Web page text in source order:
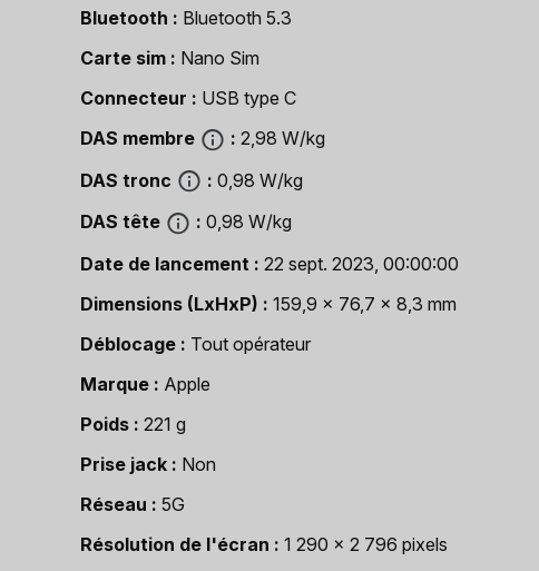
Bluetooth
Bluetooth 5.3
Carte sim
Nano Sim
Connecteur
USB type C
DAS membre
2,98 W/kg
DAS tronc
0,98 W/kg
DAS tête
0,98 W/kg
Date de lancement
22 sept. 2023, 00:00:00
Dimensions (LxHxP)
159,9 x 76,7 x 8,3 mm
Déblocage
Tout opérateur
Marque
Apple
Poids
221 g
Prise jack
Non
Réseau
5G
Résolution de l'écran
1 290 x 2 796 pixels